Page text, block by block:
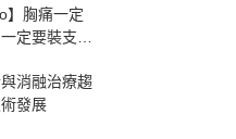
】胸痛一定
定要裝支
風險與選擇
消融治療趨
發展